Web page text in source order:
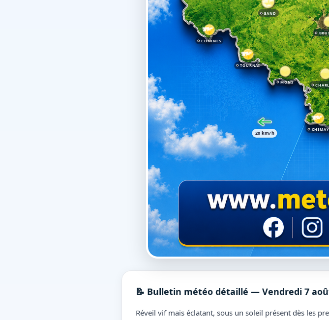
CHIMAY
MONS
TOURNAI
GAND
COMINES
20 km/h
📝 Bulletin météo détaillé — Vendredi 7
Réveil vif mais éclatant, sous un soleil présent dès les